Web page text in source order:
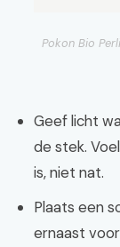
Pokon Bio
Geef licht
de stek.
is, niet nat.
Plaats een
ernaast